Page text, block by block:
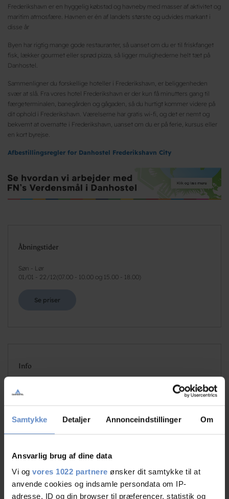
Samtykke Detaljer Annonceindstillinger Om
Ansvarlig brug af dine data
Vi og vores 1022 partnere ønsker dit samtykke til at
anvende cookies og indsamle persondata om IP-
adresse, ID og din browser til præferencer, statistik og
Frederikshavn er en hyggelig købstad og havneby med masser af aktivitet og
maritim atmosfære. Havnen er én af landets største og udvides markant i
disse år
Byen har rigtig mange gode restauranter, så uanset om du er til friskfanget
fisk, lækker gourmet eller sprød pizza, så ligger mulighederne helt tæt på
Danhostel.
Sammenligner du forskellige hoteller i Frederikshavn, er beliggenheden
svær at slå. Fra vores hotel Frederikshavn er der kun få minutters gang til
færgeterminalen, banegården og gågaden, så du hurtigt kommer videre på
dit ophold i Frederikshavn. Værelserne har gratis wi-fi, og det er nemt og
bekvemt at overnatte i Frederikshavn, uanset om du er på ferie, kursus eller
en kort byrejse.
Afbestillingsregler for Danhostel Frederikshavn City
Åbningstider
Søn - Lør
01/01 - 22/12( 07.00 - 10.00 og 15.00 - 18.00)
Se priser
Info
Antal værelser med bad og/eller toilet 27